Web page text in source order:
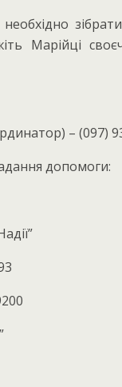
Марійці
– (097)
допомоги: